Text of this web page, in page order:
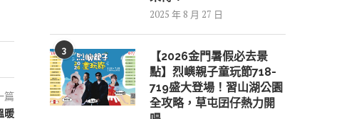
篇
暖
2025 年 8 月 27 日
3
【2026金門暑假必去景
點】烈嶼親子童玩節718-
719盛大登場！習山湖公園
全攻略，草屯囝仔熱力開